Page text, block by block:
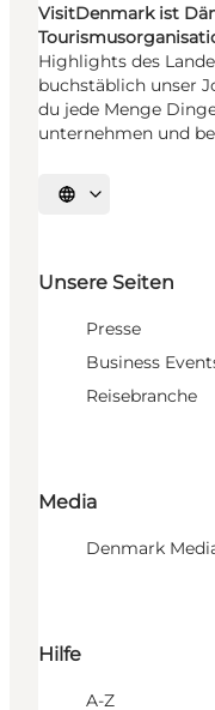
VisitDenmark ist
Highlights des
buchstäblich unser
du jede Menge
unternehmen und
Sprache auswählen
Unsere Seiten
Presse
Business
Reisebranche
Media
Denmark
Hilfe
A-Z